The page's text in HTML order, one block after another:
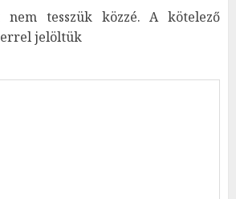
tesszük közzé. A kötelező
jelöltük